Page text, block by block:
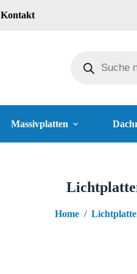
Kontakt
Massivplatten
Home /